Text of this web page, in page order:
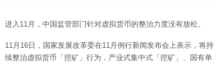
进入11月，中国监管部门针对虚拟货币的整治力度没有放松。
11月16日，国家发展改革委在11月例行新闻发布会上表示，将持
续整治虚拟货币「挖矿」行为，产业式集中式「挖矿」、国有单